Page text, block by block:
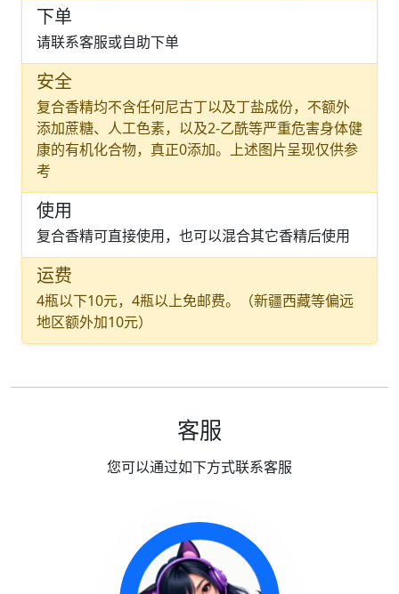
下单
请联系客服或自助下单
安全
复合香精均不含任何尼古丁以及丁盐成份，不额外
添加蔗糖、人工色素，以及2-乙酰等严重危害身体健
康的有机化合物，真正0添加。上述图片呈现仅供参
考
使用
复合香精可直接使用，也可以混合其它香精后使用
运费
4瓶以下10元，4瓶以上免邮费。（新疆西藏等偏远
地区额外加10元）
客服
您可以通过如下方式联系客服